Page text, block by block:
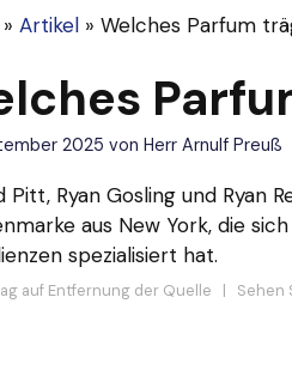
» Artikel » Welches Parfum
2025 von Herr Arnulf Preuß
Pitt, Ryan Gosling und Ryan
aus New York, die
spezialisiert hat.
auf Entfernung der Quelle | Sehen